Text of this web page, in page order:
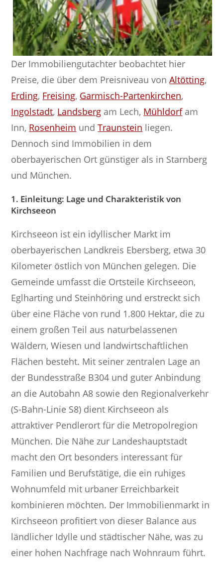
Der Immobiliengutachter beobachtet hier
Preise, die über dem Preisniveau vonAltötting,
Erding, Freising, Garmisch-Partenkirchen,
Ingolstadt, Landsberg am Lech, Mühldorfam
Inn, Rosenheim undTraunstein liegen.
Dennoch sind Immobilien in dem
oberbayerischen Ort günstiger als in Starnberg
und München.
1. Einleitung: Lage und Charakteristik von
Kirchseeon
Kirchseeon ist ein idyllischer Markt im
oberbayerischen Landkreis Ebersberg, etwa 30
Kilometer östlich von München gelegen. Die
Gemeinde umfasst die Ortsteile Kirchseeon,
Eglharting und Steinhöring und erstreckt sich
über eine Fläche von rund 1.800 Hektar, die zu
einem großen Teil aus naturbelassenen
Wäldern, Wiesen und landwirtschaftlichen
Flächen besteht. Mit seiner zentralen Lage an
der Bundesstraße B304 und guter Anbindung
an die Autobahn A8 sowie den Regionalverkehr
(S-Bahn-Linie S8) dient Kirchseeon als
attraktiver Pendlerort für die Metropolregion
München. Die Nähe zur Landeshauptstadt
macht den Ort besonders interessant für
Familien und Berufstätige, die ein ruhiges
Wohnumfeld mit urbaner Erreichbarkeit
kombinieren möchten. Der Immobilienmarkt in
Kirchseeon profitiert von dieser Balance aus
ländlicher Idylle und städtischer Nähe, was zu
einer hohen Nachfrage nach Wohnraum führt.